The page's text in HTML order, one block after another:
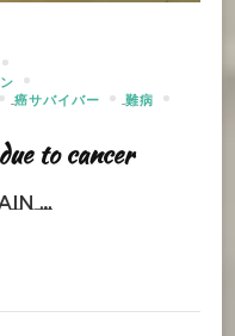
癌サバイバー
難病
to cancer
…